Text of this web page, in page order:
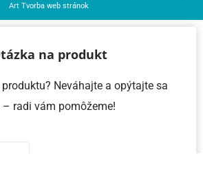
Art Tvorba web stránok
na produkt
Neváhajte a opýtajte sa
– radi vám pomôžeme!